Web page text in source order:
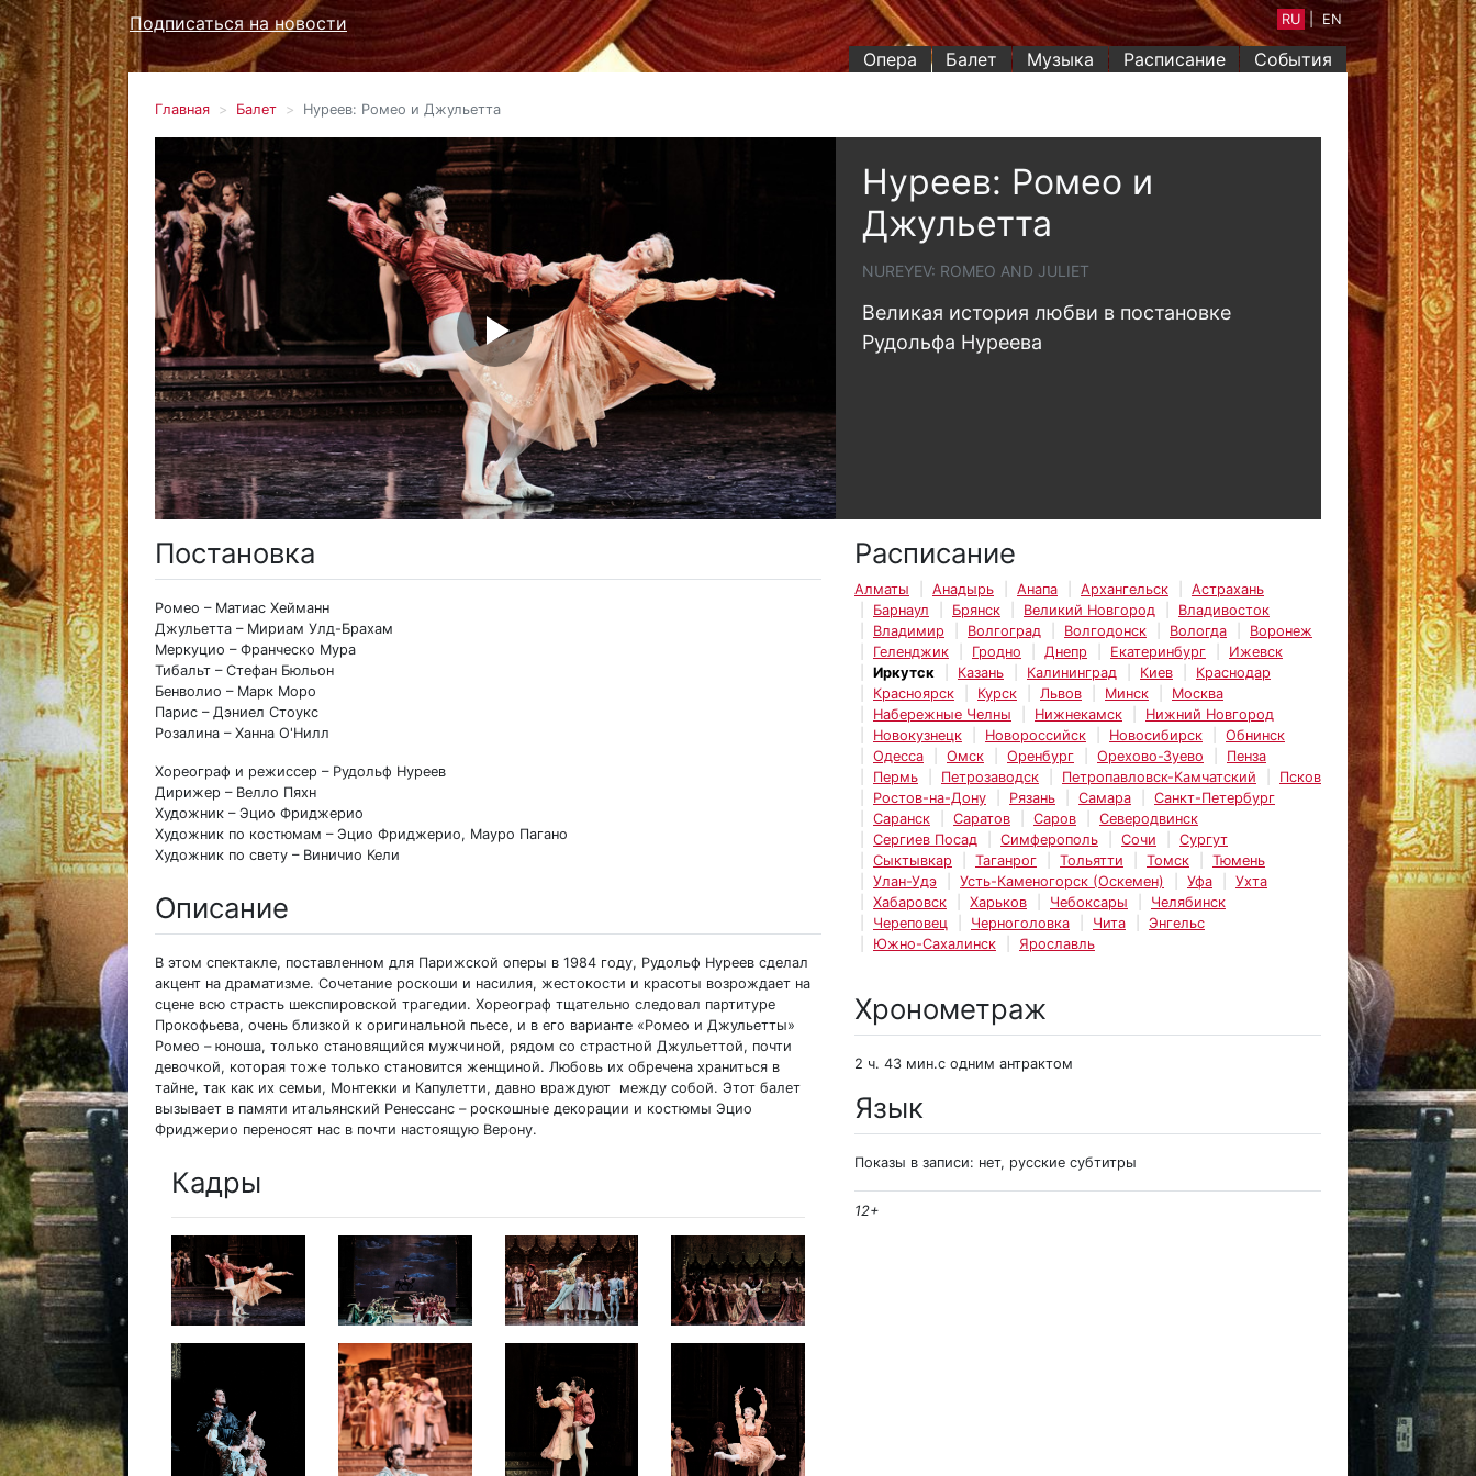
Опера Балет Музыка Расписание События
Подписаться на новости RU EN
Главная Балет Нуреев: Ромео и Джульетта
Нуреев: Ромео и
Джульетта
NUREYEV: ROMEO AND JULIET
Великая история любви в постановке
Рудольфа Нуреева
Постановка
Ромео – Матиас Хейманн
Джульетта – Мириам Улд-Брахам
Меркуцио – Франческо Мура
Тибальт – Стефан Бюльон
Бенволио – Марк Моро
Парис – Дэниел Стоукс
Розалина – Ханна О'Нилл
Хореограф и режиссер – Рудольф Нуреев
Дирижер – Велло Пяхн
Художник – Эцио Фриджерио
Художник по костюмам – Эцио Фриджерио, Мауро Пагано
Художник по свету – Виничио Кели
Описание
В этом спектакле, поставленном для Парижской оперы в 1984 году, Рудольф Нуреев сделал
акцент на драматизме. Сочетание роскоши и насилия, жестокости и красоты возрождает на
сцене всю страсть шекспировской трагедии. Хореограф тщательно следовал партитуре
Прокофьева, очень близкой к оригинальной пьесе, и в его варианте «Ромео и Джульетты»
Ромео – юноша, только становящийся мужчиной, рядом со страстной Джульеттой, почти
девочкой, которая тоже только становится женщиной. Любовь их обречена храниться в
тайне, так как их семьи, Монтекки и Капулетти, давно враждуют между собой. Этот балет
вызывает в памяти итальянский Ренессанс – роскошные декорации и костюмы Эцио
Фриджерио переносят нас в почти настоящую Верону.
Кадры
Расписание
Алматы Анадырь Анапа Архангельск
Астрахань
Барнаул
Брянск Великий Новгород
Владивосток
Владимир
Волгоград Волгодонск Вологда
Воронеж
Геленджик
Гродно Днепр Екатеринбург
Ижевск
Иркутск
Казань Калининград Киев
Краснодар
Красноярск
Курск Львов Минск
Москва
Набережные Челны
Нижнекамск
Нижний Новгород
Новокузнецк
Новороссийск Новосибирск
Обнинск
Одесса
Омск Оренбург Орехово-Зуево
Пенза
Пермь
Петрозаводск Петропавловск-Камчатский
Псков
Ростов-на-Дону
Рязань Самара
Санкт-Петербург
Саранск
Саратов Саров
Северодвинск
Сергиев Посад
Симферополь Сочи
Сургут
Сыктывкар
Таганрог Тольятти Томск
Тюмень
Улан-Удэ
Усть-Каменогорск (Оскемен) Уфа
Ухта
Хабаровск
Харьков Чебоксары
Челябинск
Череповец
Черноголовка Чита
Энгельс
Южно-Сахалинск
Ярославль
Хронометраж
2 ч. 43 мин.с одним антрактом
Язык
Показы в записи: нет, русские субтитры
12+